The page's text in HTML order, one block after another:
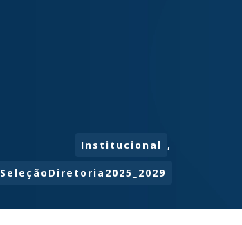
Institucional ,
SeleçãoDiretoria2025_2029